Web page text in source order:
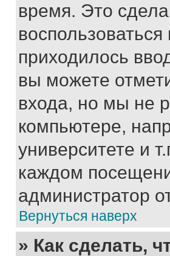
время. Это
приходилось
вы можете
входа, но мы не
компьютере,
университете и
каждом
администратор
Вернуться наверх
» Как сделать,